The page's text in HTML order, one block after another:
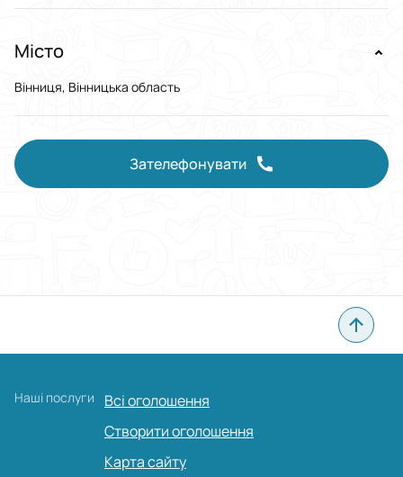
Місто
Вінниця, Вінницька область
Зателефонувати
Наші послуги
Всі оголошення
Створити оголошення
Карта сайту